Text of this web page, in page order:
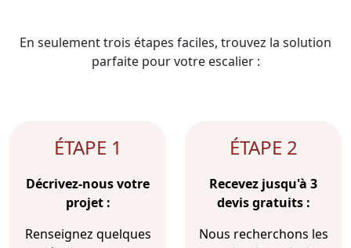
En seulement trois étapes faciles, trouvez la solution
parfaite pour votre escalier :
ÉTAPE 1
Décrivez-nous votre
projet :
Renseignez quelques
ÉTAPE 2
Recevez jusqu'à 3
devis gratuits :
Nous recherchons les